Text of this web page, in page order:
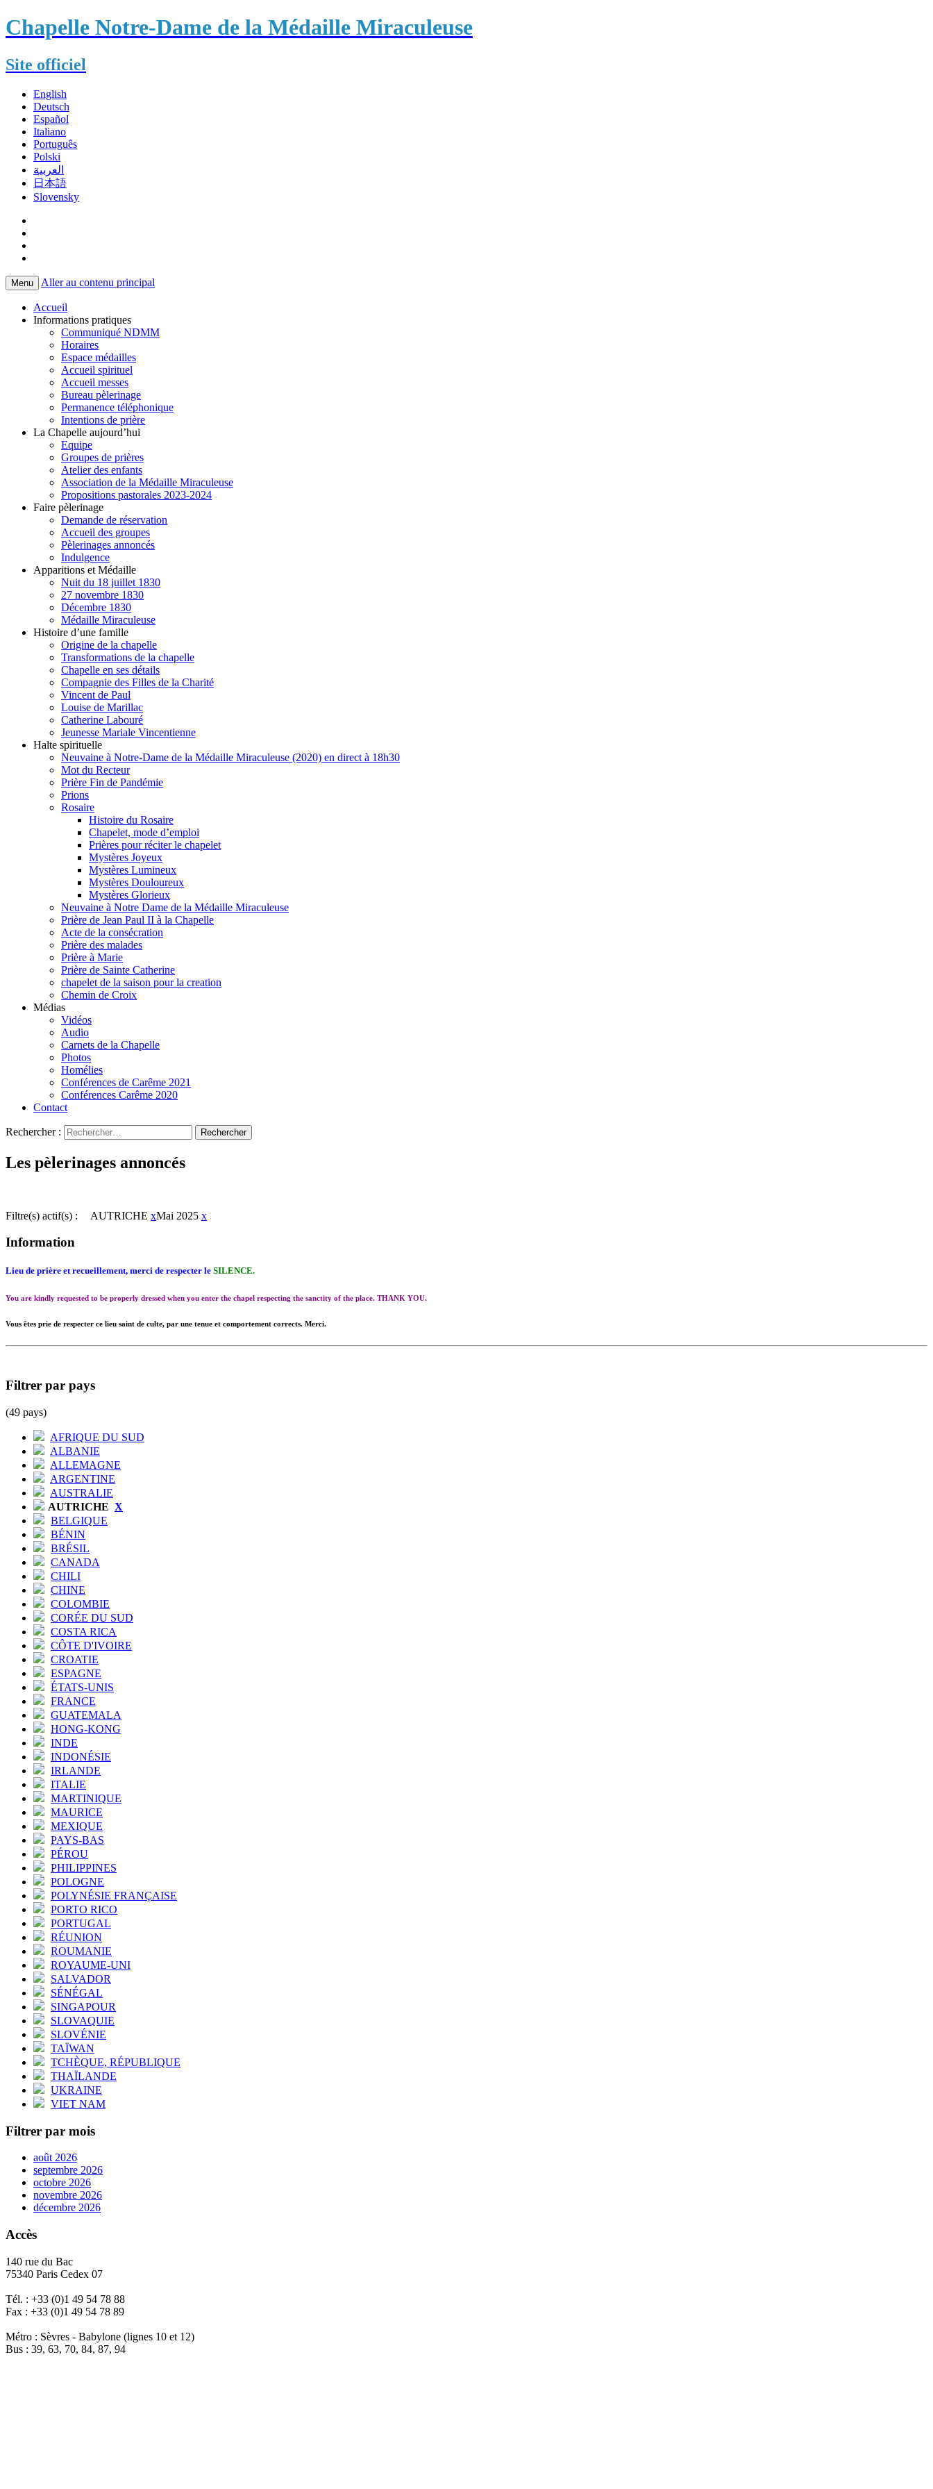
Chapelle Notre-Dame de la Médaille Miraculeuse
Site officiel
English
Deutsch
Español
Italiano
Português
Polski
العربية
日本語
Slovensky
Menu Aller au contenu principal
Accueil
Informations pratiques
Communiqué NDMM
Horaires
Espace médailles
Accueil spirituel
Accueil messes
Bureau pèlerinage
Permanence téléphonique
Intentions de prière
La Chapelle aujourd’hui
Equipe
Groupes de prières
Atelier des enfants
Association de la Médaille Miraculeuse
Propositions pastorales 2023-2024
Faire pèlerinage
Demande de réservation
Accueil des groupes
Pèlerinages annoncés
Indulgence
Apparitions et Médaille
Nuit du 18 juillet 1830
27 novembre 1830
Décembre 1830
Médaille Miraculeuse
Histoire d’une famille
Origine de la chapelle
Transformations de la chapelle
Chapelle en ses détails
Compagnie des Filles de la Charité
Vincent de Paul
Louise de Marillac
Catherine Labouré
Jeunesse Mariale Vincentienne
Halte spirituelle
Neuvaine à Notre-Dame de la Médaille Miraculeuse (2020) en direct à 18h30
Mot du Recteur
Prière Fin de Pandémie
Prions
Rosaire
Histoire du Rosaire
Chapelet, mode d’emploi
Prières pour réciter le chapelet
Mystères Joyeux
Mystères Lumineux
Mystères Douloureux
Mystères Glorieux
Neuvaine à Notre Dame de la Médaille Miraculeuse
Prière de Jean Paul II à la Chapelle
Acte de la consécration
Prière des malades
Prière à Marie
Prière de Sainte Catherine
chapelet de la saison pour la creation
Chemin de Croix
Médias
Vidéos
Audio
Carnets de la Chapelle
Photos
Homélies
Conférences de Carême 2021
Conférences Carême 2020
Contact
Rechercher :
Les pèlerinages annoncés
Filtre(s) actif(s) : AUTRICHE xMai 2025 x
Information
Lieu de prière et recueillement, merci de respecter le SILENCE.
You are kindly requested to be properly dressed when you enter the chapel respecting the sanctity of the place. THANK YOU.
Vous êtes prie de respecter ce lieu saint de culte, par une tenue et comportement corrects. Merci.
Filtrer par pays
(49 pays)
AFRIQUE DU SUD
ALBANIE
ALLEMAGNE
ARGENTINE
AUSTRALIE
AUTRICHE X
BELGIQUE
BÉNIN
BRÉSIL
CANADA
CHILI
CHINE
COLOMBIE
CORÉE DU SUD
COSTA RICA
CÔTE D'IVOIRE
CROATIE
ESPAGNE
ÉTATS-UNIS
FRANCE
GUATEMALA
HONG-KONG
INDE
INDONÉSIE
IRLANDE
ITALIE
MARTINIQUE
MAURICE
MEXIQUE
PAYS-BAS
PÉROU
PHILIPPINES
POLOGNE
POLYNÉSIE FRANÇAISE
PORTO RICO
PORTUGAL
RÉUNION
ROUMANIE
ROYAUME-UNI
SALVADOR
SÉNÉGAL
SINGAPOUR
SLOVAQUIE
SLOVÉNIE
TAÏWAN
TCHÈQUE, RÉPUBLIQUE
THAÏLANDE
UKRAINE
VIET NAM
Filtrer par mois
août 2026
septembre 2026
octobre 2026
novembre 2026
décembre 2026
Accès
140 rue du Bac
75340 Paris Cedex 07
Tél. : +33 (0)1 49 54 78 88
Fax : +33 (0)1 49 54 78 89
Métro : Sèvres - Babylone (lignes 10 et 12)
Bus : 39, 63, 70, 84, 87, 94